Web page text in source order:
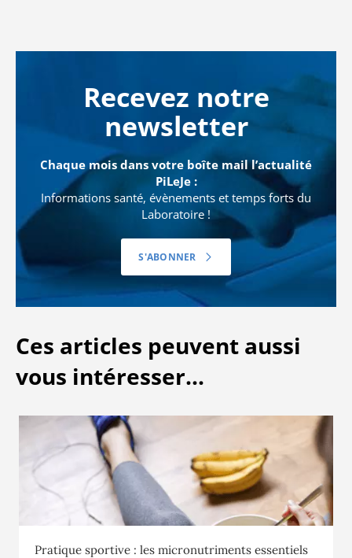
Recevez notre
newsletter
Chaque mois dans votre boîte mail l’actualité
PiLeJe :
Informations santé, évènements et temps forts du
Laboratoire !
S'ABONNER
Ces articles peuvent aussi
vous intéresser...
Pratique sportive : les micronutriments essentiels